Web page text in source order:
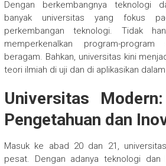
Dengan berkembangnya teknologi
banyak universitas yang fokus
perkembangan teknologi. Tidak
memperkenalkan program-
beragam. Bahkan, universitas kini
teori ilmiah di uji dan di aplikasikan
Universitas
Pengetahuan dan
Masuk ke abad 20 dan 21,
pesat. Dengan adanya teknologi dan